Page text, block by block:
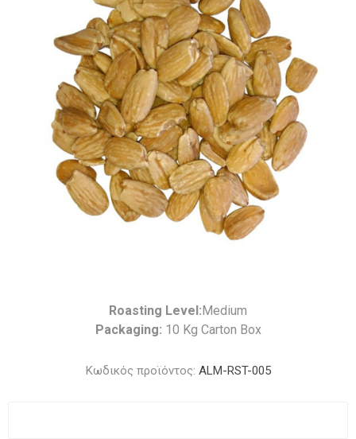
Roasting Level:Medium
Packaging: 10 Kg Carton Box
Κωδικός προϊόντος: ALM-RST-005